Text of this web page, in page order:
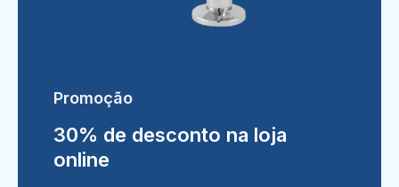
Promoção
30% de desconto na loja
online